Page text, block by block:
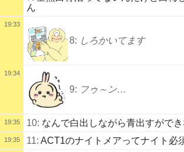
ん
19:33
8: しろかいてます
19:34
9: フゥ～ン…
19:35 10: なんで白出しながら青出すがで
19:35 11: ACT1のナイトメアってナイト必